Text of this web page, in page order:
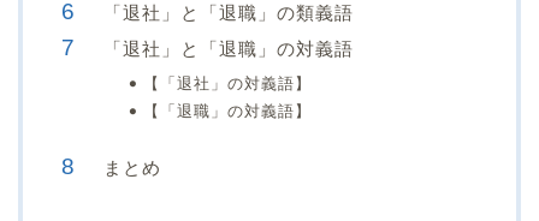
「退社」と「退職」の類義語
「退社」と「退職」の対義語
【「退社」の対義語】
【「退職」の対義語】
まとめ